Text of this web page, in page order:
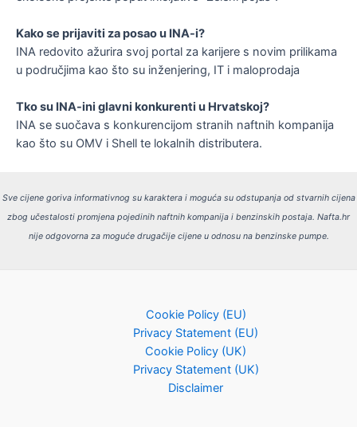
Kako se prijaviti za posao u INA-i?
INA redovito ažurira svoj portal za karijere s novim prilikama
u područjima kao što su inženjering, IT i maloprodaja​
Tko su INA-ini glavni konkurenti u Hrvatskoj?
INA se suočava s konkurencijom stranih naftnih kompanija
kao što su OMV i Shell te lokalnih distributera​.
Sve cijene goriva informativnog su karaktera i moguća su odstupanja od stvarnih cijena
zbog učestalosti promjena pojedinih naftnih kompanija i benzinskih postaja. Nafta.hr
nije odgovorna za moguće drugačije cijene u odnosu na benzinske pumpe.
Cookie Policy (EU)
Privacy Statement (EU)
Cookie Policy (UK)
Privacy Statement (UK)
Disclaimer